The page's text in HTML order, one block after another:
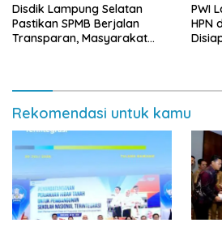
Disdik Lampung Selatan
Pastikan SPMB Berjalan
Transparan, Masyarakat
PWI
HPN
Rekomendasi untuk kamu